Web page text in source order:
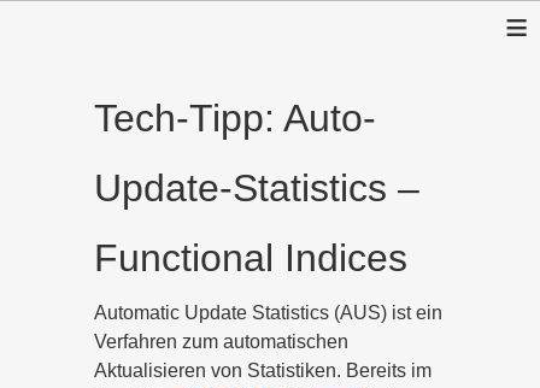
≡
Tech-Tipp: Auto-
Update-Statistics –
Functional Indices
Automatic Update Statistics (AUS) ist ein
Verfahren zum automatischen
Aktualisieren von Statistiken. Bereits im